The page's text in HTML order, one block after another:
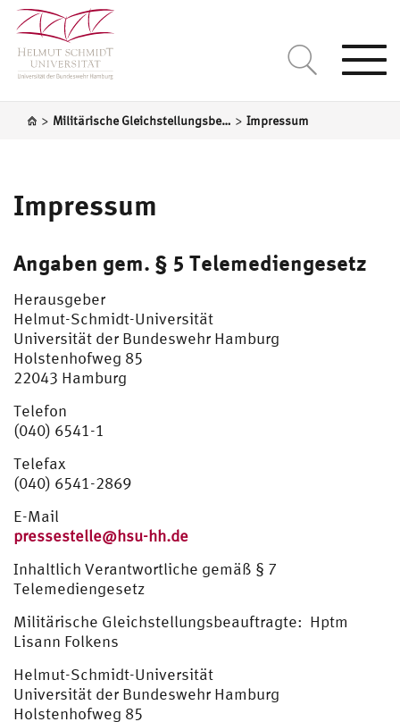
> Militärische Gleichstellungsbeauftragte > Impressum
Impressum
Angaben gem. § 5 Telemediengesetz
Herausgeber
Helmut-Schmidt-Universität
Universität der Bundeswehr Hamburg
Holstenhofweg 85
22043 Hamburg
Telefon
(040) 6541-1
Telefax
(040) 6541-2869
E-Mail
pressestelle@hsu-hh.de
Inhaltlich Verantwortliche gemäß § 7
Telemediengesetz
Militärische Gleichstellungsbeauftragte: Hptm
Lisann Folkens
Helmut-Schmidt-Universität
Universität der Bundeswehr Hamburg
Holstenhofweg 85